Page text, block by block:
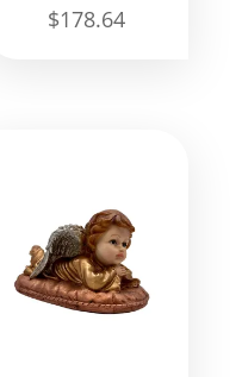
$178.64